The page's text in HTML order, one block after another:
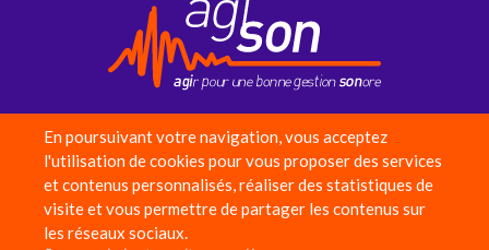
Partenaires
Adhérer
Faire un don
En poursuivant votre navigation, vous acceptez
l'utilisation de cookies pour vous proposer des services
et contenus personnalisés, réaliser des statistiques de
visite et vous permettre de partager les contenus sur
les réseaux sociaux.